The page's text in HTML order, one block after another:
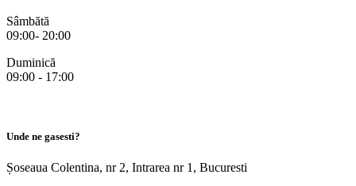
Sâmbătă
09:00- 20:00
Duminică
09:00 - 17:00
Unde ne gasesti?
Șoseaua Colentina, nr 2, Intrarea nr 1, Bucuresti